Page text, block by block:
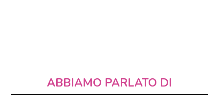
ABBIAMO PARLATO DI